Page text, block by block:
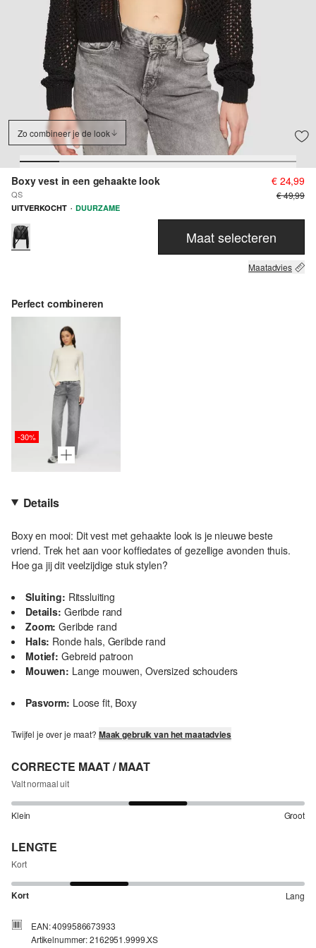
Zo combineer je de look
Boxy vest in een gehaakte look
QS
€ 24,99
€ 49,99
UITVERKOCHT · DUURZAME
Maat selecteren
Maatadvies
Perfect combineren
-30%
Details
Boxy en mooi: Dit vest met gehaakte look is je nieuwe beste
vriend. Trek het aan voor koffiedates of gezellige avonden thuis.
Hoe ga jij dit veelzijdige stuk stylen?
Sluiting: Ritssluiting
Details: Geribde rand
Zoom: Geribde rand
Hals: Ronde hals, Geribde rand
Motief: Gebreid patroon
Mouwen: Lange mouwen, Oversized schouders
Pasvorm: Loose fit, Boxy
Twijfel je over je maat? Maak gebruik van het maatadvies
CORRECTE MAAT / MAAT
Valt normaal uit
Klein Groot
LENGTE
Kort
Kort Lang
EAN: 4099586673933
Artikelnummer: 2162951.9999.XS